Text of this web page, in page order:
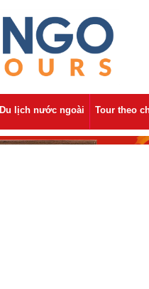
Du lịch nước ngoài Tour theo